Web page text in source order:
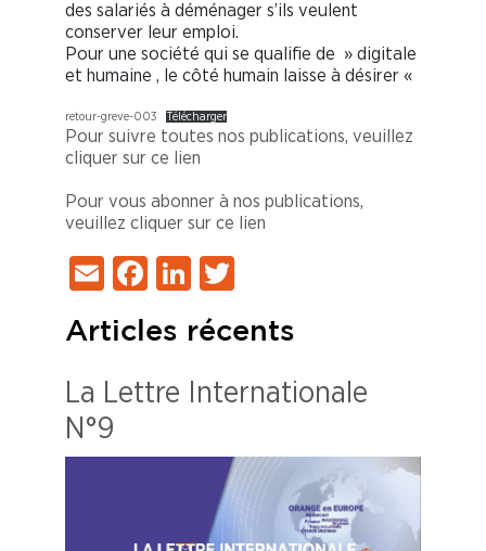
des salariés à déménager s’ils veulent
conserver leur emploi.
Pour une société qui se qualifie de » digitale
et humaine , le côté humain laisse à désirer «
retour-greve-003 Télécharger
Pour suivre toutes nos publications, veuillez
cliquer sur ce lien
Pour vous abonner à nos publications,
veuillez cliquer sur ce lien
EmailFacebook
LinkedIn
Articles récents
La Lettre Internationale
N°9